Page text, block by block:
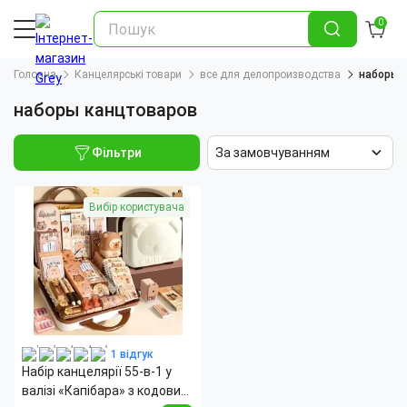
0
Головна Канцелярські товари все для делопроизводства наборы
наборы канцтоваров
Фільтри За замовчуванням
Вибір користувача
1 відгук
Набір канцелярії 55-в-1 у
валізі «Капібара» з кодовим